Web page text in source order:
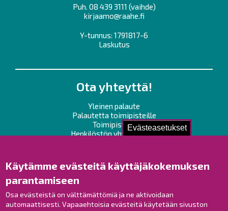
Evästeasetukset
Käytämme evästeitä käyttäjäkokemuksen
parantamiseen
Osa evästeistä on välttämättömiä ja ne aktivoidaan
automaattisesti. Vapaaehtoisia evästeitä käytetään sivuston
Puh. 08 439 3111 (vaihde)
kirjaamo@raahe.fi
Y-tunnus: 1791817-6
Laskutus
Ota yhteyttä!
Yleinen palaute
Palautetta toimipisteille
Toimipisteet
Henkilöstön yhteystiedot
Raahe Facebookissa
Raahe Instagramissa
Raahe LinkedInissä
Raahe YouTubessa